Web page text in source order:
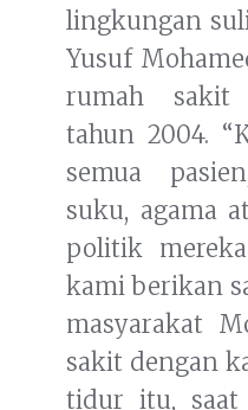
lingkungan
Yusuf
rumah sakit
tahun 2004.
semua
suku, agama
politik
kami berikan
masyarakat
sakit dengan
tidur itu,